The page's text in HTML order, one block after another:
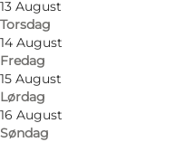
13 August
Torsdag
14 August
Fredag
15 August
Lørdag
16 August
Søndag
lammeskind og
brugskunst.